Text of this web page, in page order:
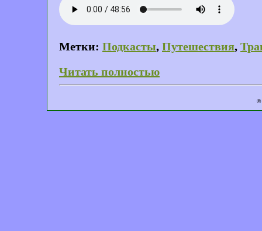
Метки: Подкасты, Путешествия,
Читать полностью
©